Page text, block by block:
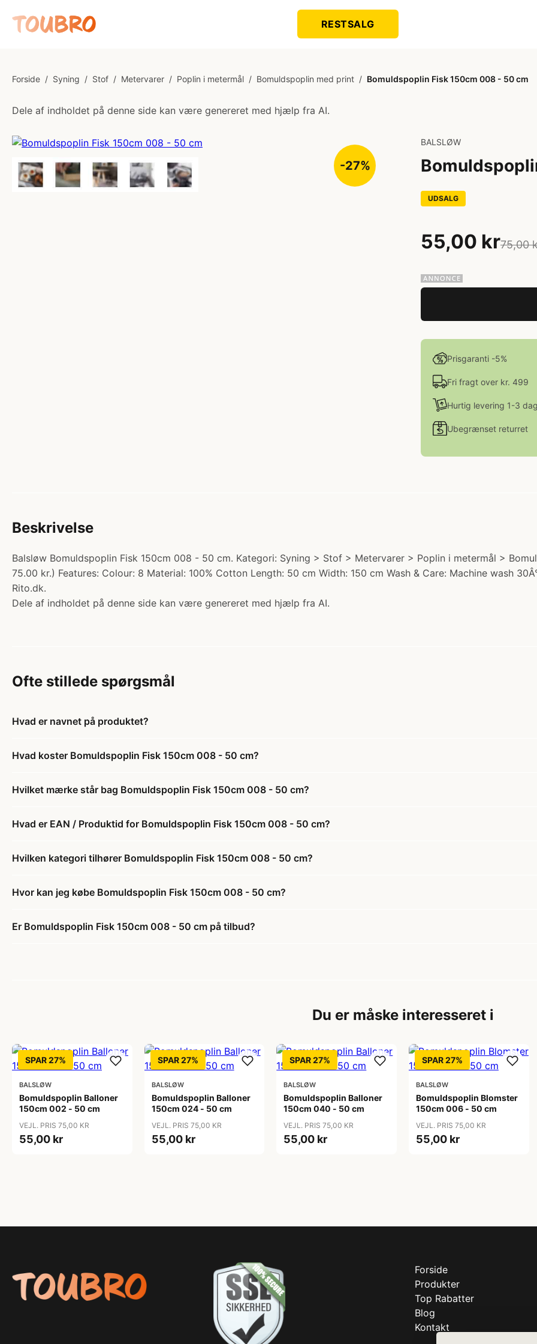
RESTSALG
Forside / Syning / Stof / Metervarer / Poplin i metermål / Bomuldspoplin med print / Bomuldspoplin Fisk 150cm 008 - 50 cm
Dele af indholdet på denne side kan være genereret med hjælp fra AI.
-27%
BALSLØW
UDSALG
55,00 kr75,00
Prisgaranti -5%
Fri fragt over kr. 499
Hurtig levering 1-3
Ubegrænset returret
Beskrivelse
Balsløw Bomuldspoplin Fisk 150cm 008 - 50 cm. Kategori: Syning > Stof > Metervarer > Poplin i metermål >
75.00 kr.) Features: Colour: 8 Material: 100% Cotton Length: 50 cm Width: 150 cm Wash & Care: Machine wash
Rito.dk.
Dele af indholdet på denne side kan være genereret med hjælp fra AI.
Ofte stillede spørgsmål
Hvad er navnet på produktet?
Hvad koster Bomuldspoplin Fisk 150cm 008 - 50 cm?
Hvilket mærke står bag Bomuldspoplin Fisk 150cm 008 - 50 cm?
Hvad er EAN / Produktid for Bomuldspoplin Fisk 150cm 008 - 50 cm?
Hvilken kategori tilhører Bomuldspoplin Fisk 150cm 008 - 50 cm?
Hvor kan jeg købe Bomuldspoplin Fisk 150cm 008 - 50 cm?
Er Bomuldspoplin Fisk 150cm 008 - 50 cm på tilbud?
Du er måske interesseret i
SPAR 27%
BALSLØW
Bomuldspoplin Balloner
150cm 002 - 50 cm
VEJL. PRIS 75,00 KR
55,00 kr
SPAR 27%
BALSLØW
Bomuldspoplin Balloner
150cm 024 - 50 cm
VEJL. PRIS 75,00 KR
55,00 kr
SPAR 27%
BALSLØW
Bomuldspoplin Balloner
150cm 040 - 50 cm
VEJL. PRIS 75,00 KR
55,00 kr
SPAR 27%
BALSLØW
Bomuldspoplin Blomster
150cm 006 - 50 cm
VEJL. PRIS 75,00 KR
55,00 kr
Forside
Produkter
Top Rabatter
Blog
Kontakt